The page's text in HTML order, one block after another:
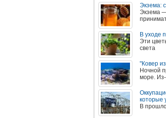
Экзема:
Экзема —
В уходе
Эти
света
"Ковер
Ночной
море. Из-
которые
В